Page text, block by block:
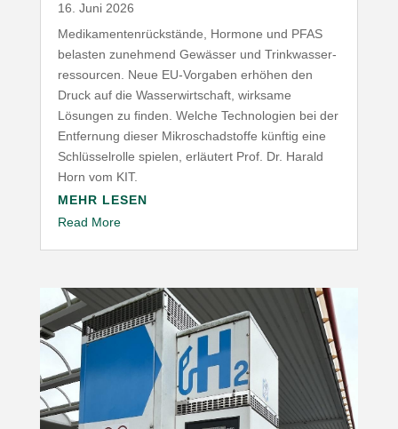
16. Juni 2026
Medi­ka­men­ten­rück­stände, Hormone und PFAS
belasten zunehmend Gewässer und Trink­was­ser­
res­sourcen. Neue EU-​Vorgaben erhöhen den
Druck auf die Wasser­wirt­schaft, wirksame
Lösungen zu finden. Welche Tech­no­logien bei der
Entfernung dieser Mikro­schad­stoffe künftig eine
Schlüs­sel­rolle spielen, erläutert Prof. Dr. Harald
Horn vom KIT.
MEHR LESEN
Read More